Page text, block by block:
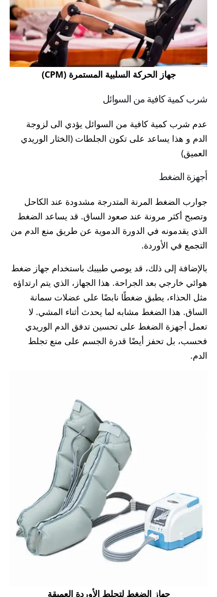
جهاز الحركة السلبية المستمرة (CPM)
شرب كمية كافية من السوائل
عدم شرب كمية كافية من السوائل يؤدي الى لزوجة
الدم و هذا يساعد على تكون الجلطات (الخثار الوريدي
العميق)
أجهزة الضغط
جوارب الضغط المرنة المتدرجة مشدودة عند الكاحل
وتصبح أكثر مرونة عند صعود الساق. قد يساعد الضغط
الذي يقدمونه في الدورة الدموية عن طريق منع الدم من
التجمع في الأوردة.
بالإضافة إلى ذلك، قد يوصي طبيبك باستخدام جهاز ضغط
هوائي خارجي بعد الجراحة. هذا الجهاز، الذي يتم ارتداؤه
مثل الحذاء، يطبق ضغطًا نابضًا على عضلات سمانة
الساق. هذا الضغط مشابه لما يحدث أثناء المشي. لا
تعمل أجهزة الضغط على تحسين تدفق الدم الوريدي
فحسب، بل تحفز أيضًا قدرة الجسم على منع تجلط
الدم.
جهاز الضغط لتجلط الأوردة العميقة